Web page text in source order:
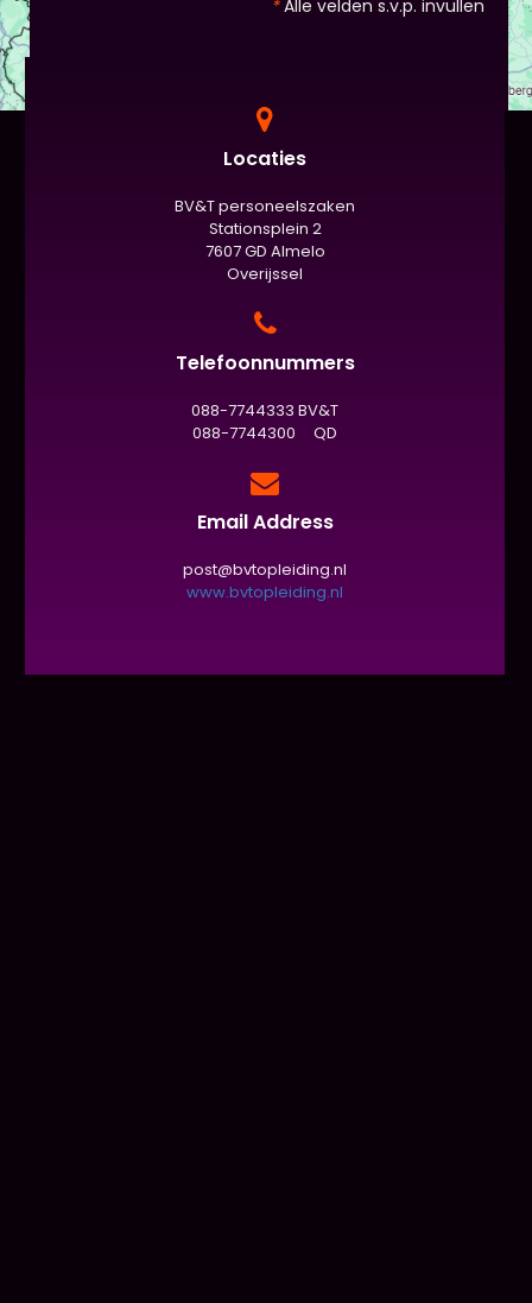
*Alle velden s.v.p. invullen
Locaties
BV&T personeelszaken
Stationsplein 2
7607 GD Almelo
Overijssel
Telefoonnummers
088-7744333 BV&T
088-7744300 QD
Email Address
post@bvtopleiding.nl
www.bvtopleiding.nl